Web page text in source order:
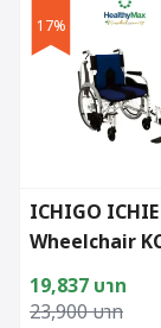
17%
ICHIGO ICHIE
Wheelchair
23,900บาท
Original price
19,837 บาท
Current price